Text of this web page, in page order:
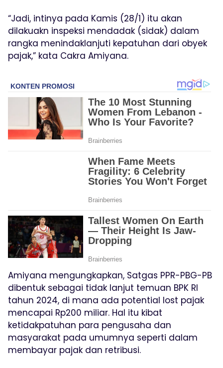
“Jadi, intinya pada Kamis (28/1) itu akan
dilakuakn inspeksi mendadak (sidak) dalam
rangka menindaklanjuti kepatuhan dari obyek
pajak,” kata Cakra Amiyana.
Amiyana mengungkapkan, Satgas PPR-PBG-PB
dibentuk sebagai tidak lanjut temuan BPK RI
tahun 2024, di mana ada potential lost pajak
mencapai Rp200 miliar. Hal itu kibat
ketidakpatuhan para pengusaha dan
masyarakat pada umumnya seperti dalam
membayar pajak dan retribusi.